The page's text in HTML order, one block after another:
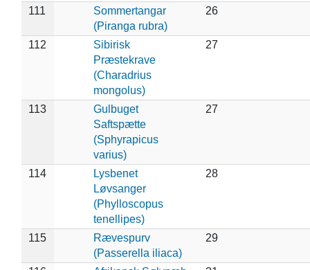
111
Sommertangar
(Piranga rubra)
26
112
Sibirisk
Præstekrave
(Charadrius
mongolus)
27
113
Gulbuget
Saftspætte
(Sphyrapicus
varius)
27
114
Lysbenet
Løvsanger
(Phylloscopus
tenellipes)
28
115
Rævespurv
(Passerella iliaca)
29